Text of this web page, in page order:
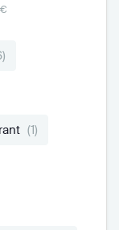
€
(1)